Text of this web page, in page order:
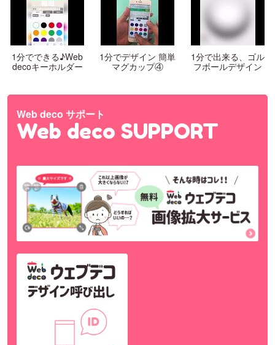
1分でできる♪Web
decoキーホルダー
1分でデザイン 簡単
マグカップ④
1分で出来る、ゴル
フボールデザイン
Web deco サポート
Web deco SUPPORT